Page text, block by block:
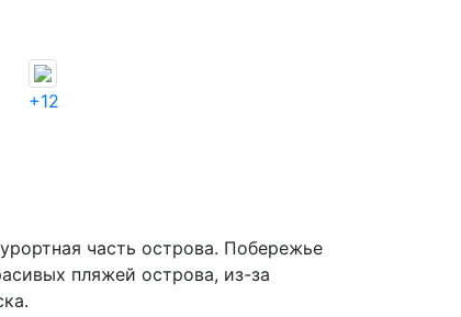
+12
часть острова. Побережье
пляжей острова, из-за